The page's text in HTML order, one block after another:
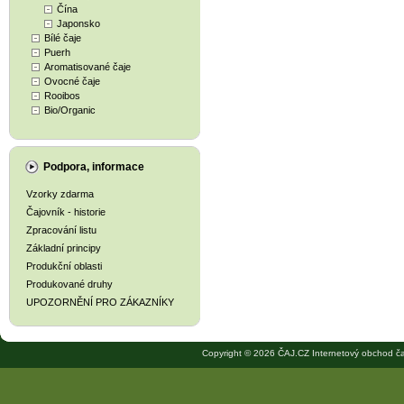
Čína
Japonsko
Bílé čaje
Puerh
Aromatisované čaje
Ovocné čaje
Rooibos
Bio/Organic
Podpora, informace
Vzorky zdarma
Čajovník - historie
Zpracování listu
Základní principy
Produkční oblasti
Produkované druhy
UPOZORNĚNÍ PRO ZÁKAZNÍKY
Copyright © 2026 ČAJ.CZ Internetový obchod